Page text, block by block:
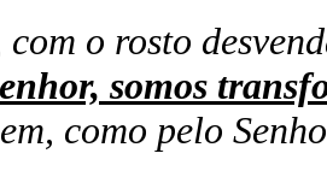
com o rosto
somos
como pelo